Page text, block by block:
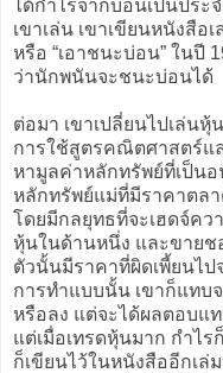
ได้กำไรจากบ่อนเป็นปร
เขาเล่น เขาเขียนหนังสือ
หรือ “เอาชนะบ่อน” ในปี
ว่านักพนันจะชนะบ่อนได้
ต่อมา เขาเปลี่ยนไปเล่น
การใช้สูตรคณิตศาสตร์แ
หามูลค่าหลักทรัพย์ที่เป็น
หลักทรัพย์แม่ที่มีราคาตล
โดยมีกลยุทธที่จะเฮดจ์คว
หุ้นในด้านหนึ่ง และขายช
ตัวนั้นมีราคาที่ผิดเพี้ยนไ
การทำแบบนั้น เขาก็แทบ
หรือลง แต่จะได้ผลตอบแ
แต่เมื่อเทรดหุ้นมาก กำไ
ก็เขียนไว้ในหนังสืออีกเล่